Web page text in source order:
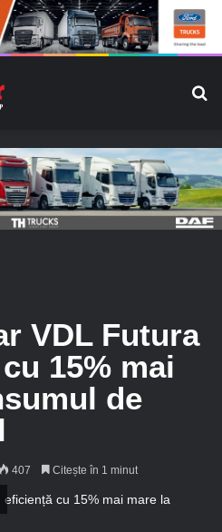
VDL Futura
15% mai
de
407 Citește în 1 minut